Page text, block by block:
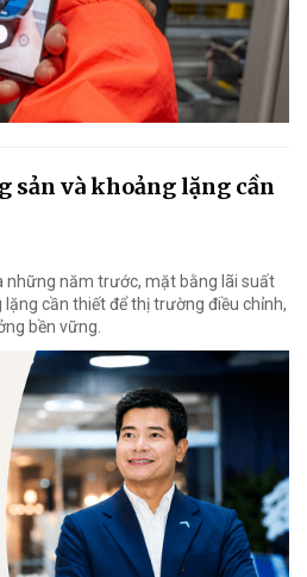
sản và khoảng lặng cần
những năm trước, mặt bằng lãi suất
cần thiết để thị trường điều chỉnh,
bền vững.